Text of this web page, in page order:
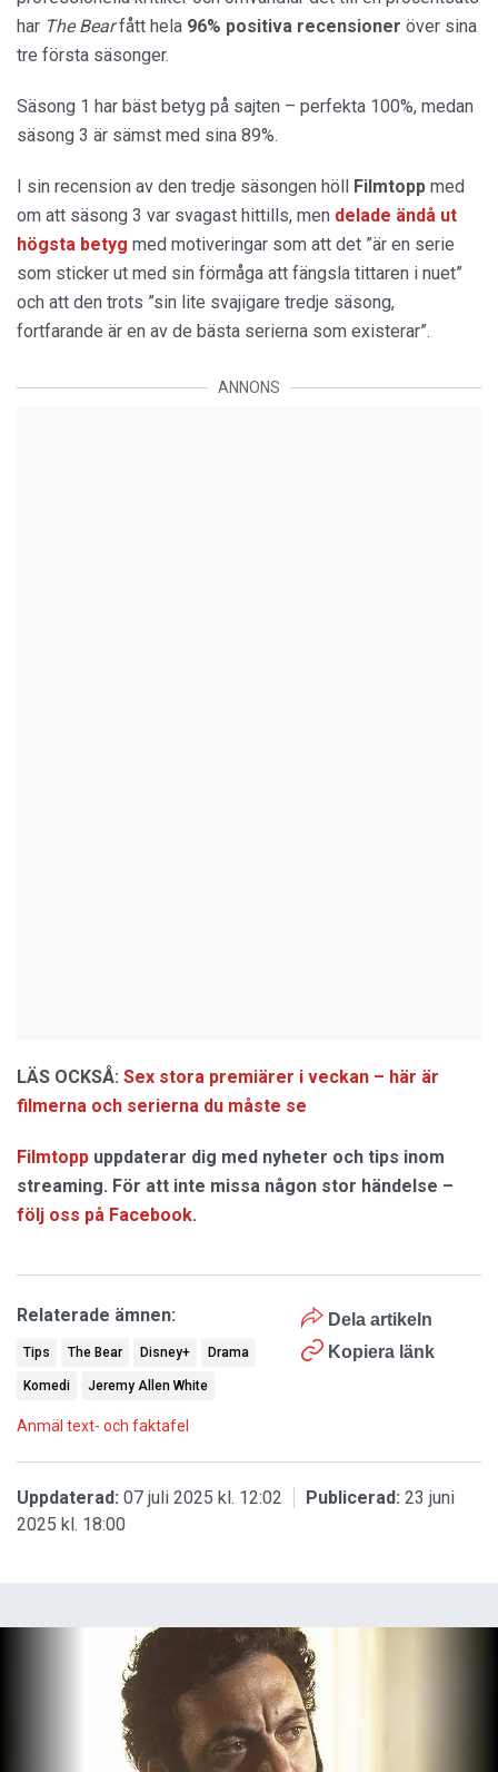
har The Bearfått hela 96% positiva recensioner över sina
tre första säsonger.
Säsong 1 har bäst betyg på sajten – perfekta 100%, medan
säsong 3 är sämst med sina 89%.
I sin recension av den tredje säsongen höll Filmtopp med
om att säsong 3 var svagast hittills, men delade ändå ut
högsta betyg med motiveringar som att det ”är en serie
som sticker ut med sin förmåga att fängsla tittaren i nuet”
och att den trots ”sin lite svajigare tredje säsong,
fortfarande är en av de bästa serierna som existerar”.
ANNONS
LÄS OCKSÅ: Sex stora premiärer i veckan – här är
filmerna och serierna du måste se
Filmtopp uppdaterar dig med nyheter och tips inom
streaming. För att inte missa någon stor händelse –
följ oss på Facebook.
Dela artikeln
Kopiera länk
Relaterade ämnen:
Tips The Bear Disney+ Drama
Komedi Jeremy Allen White
Anmäl text- och faktafel
Uppdaterad: 07 juli 2025 kl. 12:02 Publicerad: 23 juni
2025 kl. 18:00